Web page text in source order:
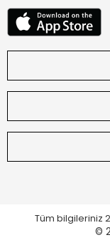
Tüm bilgileriniz
©